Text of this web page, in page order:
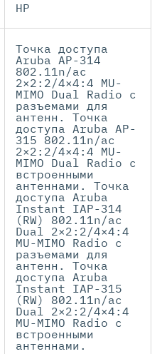
HP
Точка доступа
Aruba AP-314
802.11n/ac
2×2:2/4×4:4 MU-
MIMO Dual Radio с
разъемами для
антенн. Точка
доступа Aruba AP-
315 802.11n/ac
2×2:2/4×4:4 MU-
MIMO Dual Radio с
встроенными
антеннами. Точка
доступа Aruba
Instant IAP-314
(RW) 802.11n/ac
Dual 2×2:2/4×4:4
MU-MIMO Radio с
разъемами для
антенн. Точка
доступа Aruba
Instant IAP-315
(RW) 802.11n/ac
Dual 2×2:2/4×4:4
MU-MIMO Radio с
встроенными
антеннами.